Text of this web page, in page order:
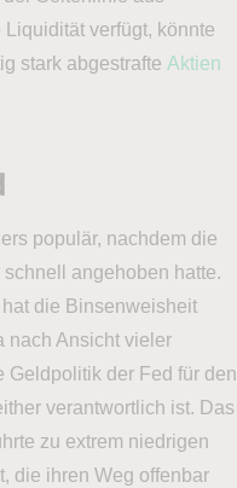
verfügt, könnte
stark abgestrafte Aktien
populär, nachdem die
angehoben hatte.
die Binsenweisheit
nach Ansicht vieler
der Fed für den
verantwortlich ist. Das
zu extrem niedrigen
die ihren Weg offenbar